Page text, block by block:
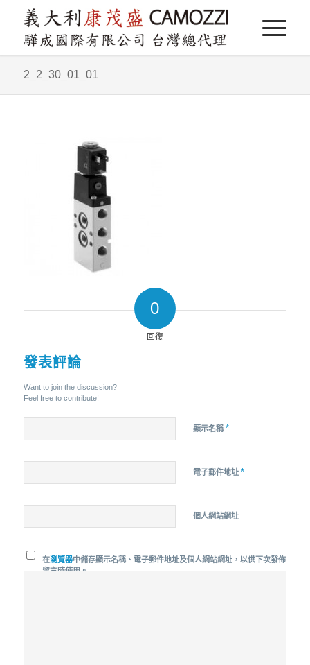
2_2_30_01_01
0
回復
發表評論
Want to join the discussion?
Feel free to contribute!
顯示名稱 *
電子郵件地址 *
個人網站網址
在瀏覽器中儲存顯示名稱、電子郵件地址及個人網站網址，以供下次發佈
留言時使用。